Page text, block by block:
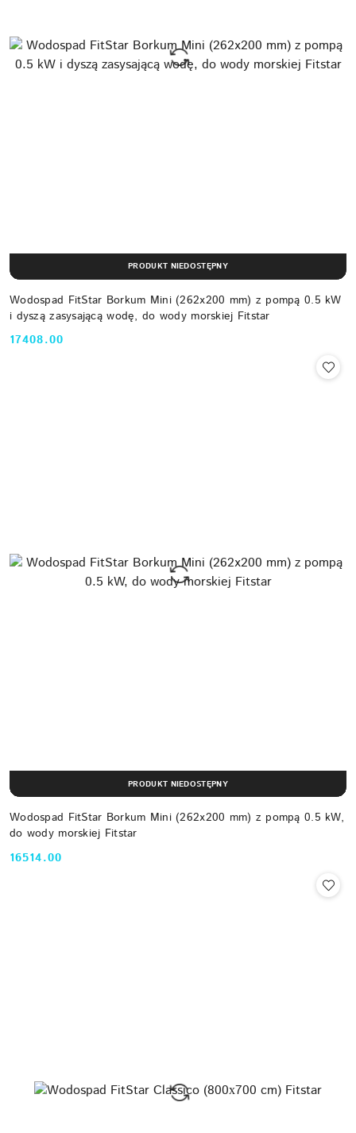
Wodospad FitStar Borkum Mini (262x200 mm) z pompą 0.5 kW
i dyszą zasysającą wodę, do wody morskiej Fitstar
Cena:
17408.00
PRODUKT NIEDOSTĘPNY
Wodospad FitStar Borkum Mini (262x200 mm) z pompą 0.5 kW,
do wody morskiej Fitstar
Cena:
16514.00
PRODUKT NIEDOSTĘPNY